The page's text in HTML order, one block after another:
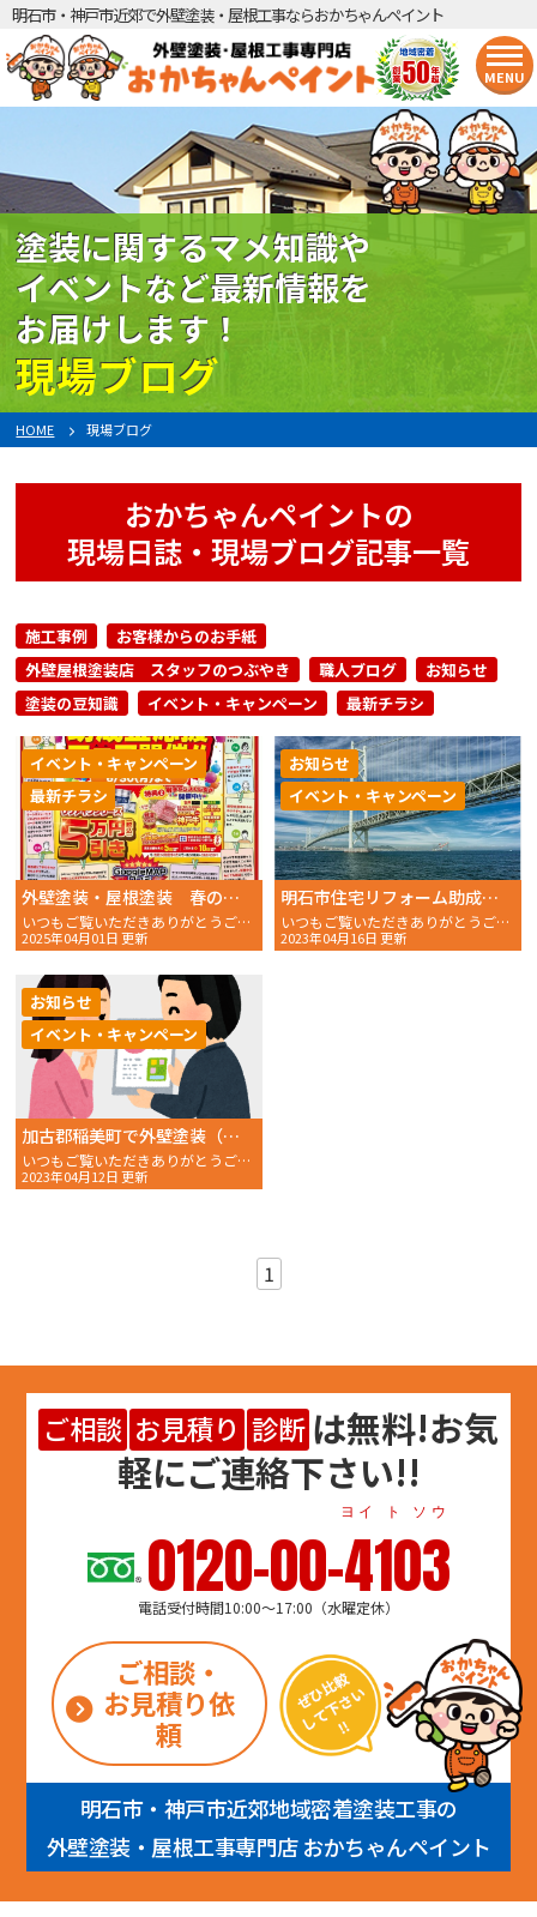
明石市・神戸市近郊で外壁塗装・屋根工事ならおかちゃんペイント
MENU
塗装に関するマメ知識や
イベントなど最新情報を
お届けします！
現場ブログ
HOME 現場ブログ
おかちゃんペイントの
現場日誌・現場ブログ記事一覧
施工事例
お客様からのお手紙
外壁屋根塗装店 スタッフのつぶやき
職人ブログ
お知らせ
塗装の豆知識
イベント・キャンペーン 最新チラシ
外壁塗装・屋根塗装 春の助成金応援フェア開催！！
いつもご覧いただきありがとうございます。おかちゃんペイン
2025年04月01日 更新
イベント・キャンペーン
最新チラシ
明石市住宅リフォーム助成事業（令和５年度）募集スタート！
いつもご覧いただきありがとうございます。 おかちゃんペイ
2023年04月16日 更新
お知らせ
イベント・キャンペーン
加古郡稲美町で外壁塗装（住宅リフォーム）補助金制度（令和５年度）！始まっています。
いつもご覧いただきありがとうございます。 おかちゃんペイ
2023年04月12日 更新
お知らせ
イベント・キャンペーン
1
ご相談 お見積り 診断 は無料!お気
軽にご連絡下さい!!
0120-00-4103
ヨイ ト ソウ
電話受付時間10:00～17:00（水曜定休）
ご相談・
お見積り依
頼
明石市・神戸市近郊地域密着塗装工事の
外壁塗装・屋根工事専門店 おかちゃんペイント